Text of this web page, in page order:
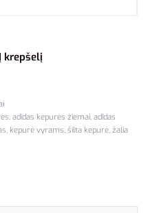
Į krepšelį
, adidas kepurės žiemai, adidas
, kepurė vyrams, šilta kepurė, žalia